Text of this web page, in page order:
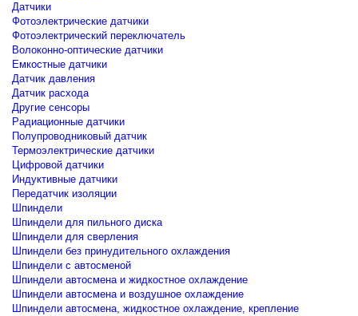
Датчики
Фотоэлектрические датчики
Фотоэлектрический переключатель
Волоконно-оптические датчики
Емкостные датчики
Датчик давления
Датчик расхода
Другие сенсоры
Радиационные датчики
Полупроводниковый датчик
Термоэлектрические датчики
Цифровой датчики
Индуктивные датчики
Передатчик изоляции
Шпиндели
Шпиндели для пильного диска
Шпиндели для сверления
Шпиндели без принудительного охлаждения
Шпиндели с автосменой
Шпиндели автосмена и жидкостное охлаждение
Шпиндели автосмена и воздушное охлаждение
Шпиндели автосмена, жидкостное охлаждение, крепление